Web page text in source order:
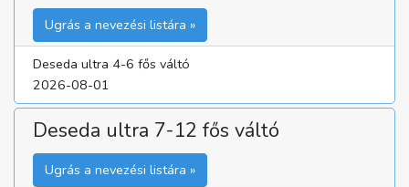
Ugrás a nevezési listára »
Deseda ultra 4-6 fős váltó
2026-08-01
Deseda ultra 7-12 fős váltó
Ugrás a nevezési listára »